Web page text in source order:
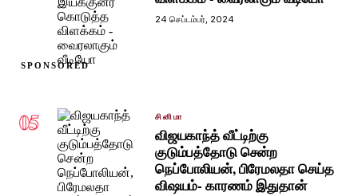
24 செப்டம்பர், 2024
SPONSORED
05 சினிமா
விஜயகாந்த் வீட்டிற்கு
குடும்பத்தோடு சென்ற
நெப்போலியன், பிரேமலதா செய்த
விஷயம்- காரணம் இதுதான்